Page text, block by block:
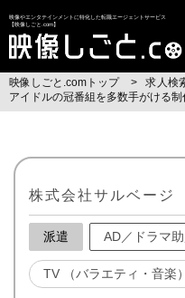
映像やエンタテインメントに特化した転職エージェントサービス
【映像しごと.com】
映像しごと.comトップ
求人検
アイドルの冠番組を多数手がける
株式会社サルベージ
派遣 AD／ドラマ
TV （バラエティ・音楽）